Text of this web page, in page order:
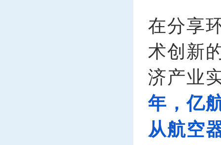
在分享
术创新
济产业
年，亿
从航空